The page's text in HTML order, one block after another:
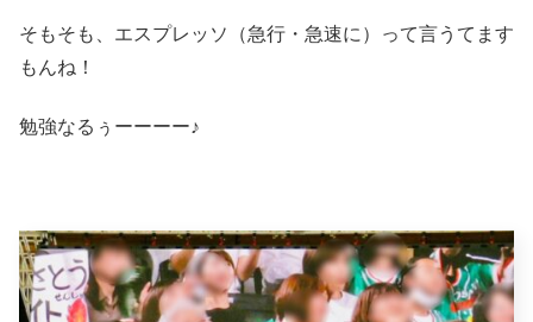
そもそも、エスプレッソ（急行・急速に）って言うてます
もんね！
勉強なるぅーーーー♪